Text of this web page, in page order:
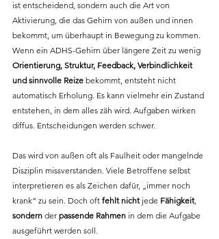
ist entscheidend, sondern auch die Art von
Aktivierung, die das Gehirn von außen und innen
bekommt, um überhaupt in Bewegung zu kommen.
Wenn ein ADHS-Gehirn über längere Zeit zu wenig
Orientierung, Struktur, Feedback, Verbindlichkeit
und sinnvolle Reize bekommt, entsteht nicht
automatisch Erholung. Es kann vielmehr ein Zustand
entstehen, in dem alles zäh wird. Aufgaben wirken
diffus. Entscheidungen werden schwer.
Das wird von außen oft als Faulheit oder mangelnde
Disziplin missverstanden. Viele Betroffene selbst
interpretieren es als Zeichen dafür, „immer noch
krank“ zu sein. Doch oft fehlt nicht jede Fähigkeit,
sondern der passende Rahmen in dem die Aufgabe
ausgeführt werden soll.